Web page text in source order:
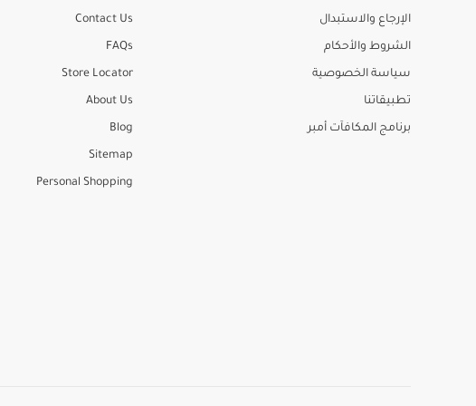
الإرجاع والاستبدال
الشروط والأحكام
سياسة الخصوصية
تطبيقاتنا
برنامج المكافآت أمبر
Contact Us
FAQs
Store Locator
About Us
Blog
Sitemap
Personal Shopping